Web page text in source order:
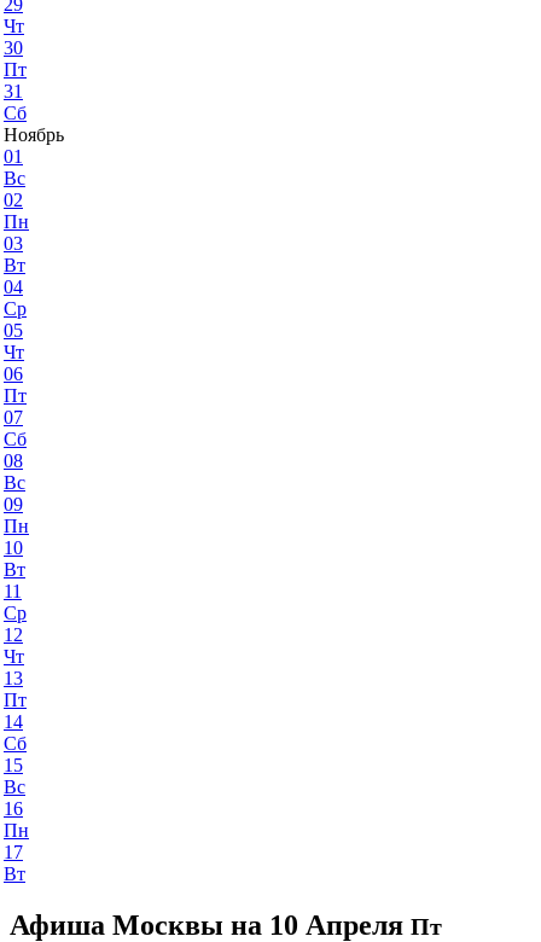
29
Чт
30
Пт
31
Сб
Ноябрь
01
Вс
02
Пн
03
Вт
04
Ср
05
Чт
06
Пт
07
Сб
08
Вс
09
Пн
10
Вт
11
Ср
12
Чт
13
Пт
14
Сб
15
Вс
16
Пн
17
Вт
Афиша Москвы на 10 Апреля Пт